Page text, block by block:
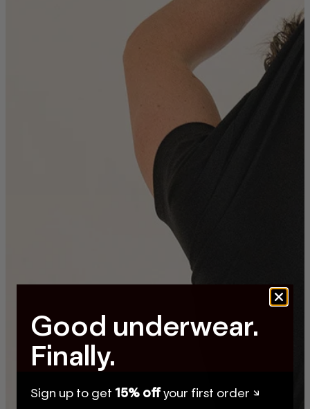
Good underwear.
Finally.
Sign up to get 15% offyour first order ↘